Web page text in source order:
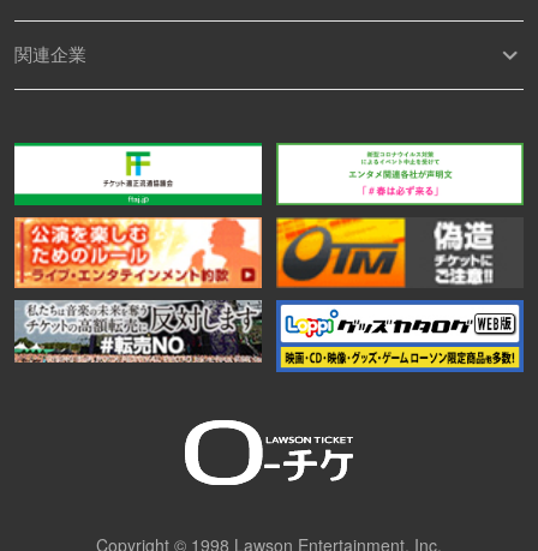
関連企業
Copyright © 1998 Lawson Entertainment, Inc.